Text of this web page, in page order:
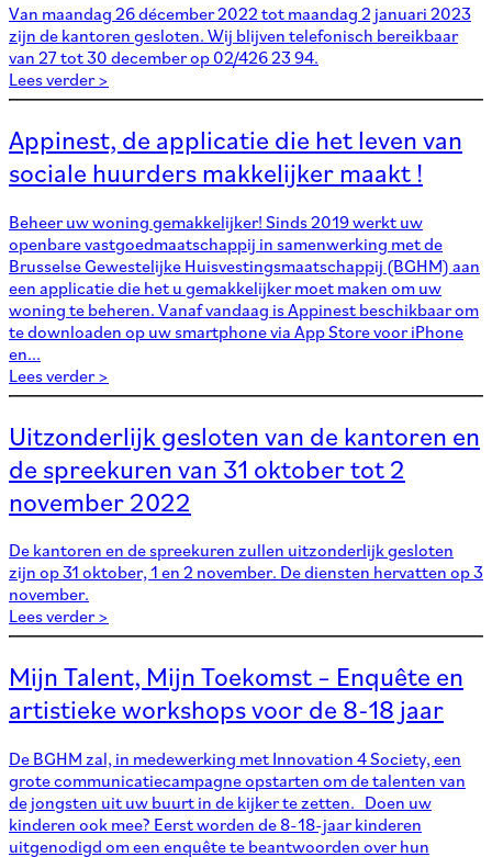
Van maandag 26 décember 2022 tot maandag 2 januari 2023
zijn de kantoren gesloten. Wij blijven telefonisch bereikbaar
van 27 tot 30 december op 02/426 23 94.
Lees verder >
Appinest, de applicatie die het leven van
sociale huurders makkelijker maakt !
Beheer uw woning gemakkelijker! Sinds 2019 werkt uw
openbare vastgoedmaatschappij in samenwerking met de
Brusselse Gewestelijke Huisvestingsmaatschappij (BGHM) aan
een applicatie die het u gemakkelijker moet maken om uw
woning te beheren. Vanaf vandaag is Appinest beschikbaar om
te downloaden op uw smartphone via App Store voor iPhone
en...
Lees verder >
Uitzonderlijk gesloten van de kantoren en
de spreekuren van 31 oktober tot 2
november 2022
De kantoren en de spreekuren zullen uitzonderlijk gesloten
zijn op 31 oktober, 1 en 2 november. De diensten hervatten op 3
november.
Lees verder >
Mijn Talent, Mijn Toekomst – Enquête en
artistieke workshops voor de 8-18 jaar
De BGHM zal, in medewerking met Innovation 4 Society, een
grote communicatiecampagne opstarten om de talenten van
de jongsten uit uw buurt in de kijker te zetten. Doen uw
kinderen ook mee? Eerst worden de 8-18-jaar kinderen
uitgenodigd om een enquête te beantwoorden over hun